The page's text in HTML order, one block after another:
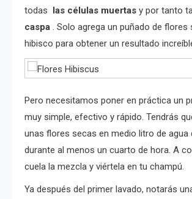
todas las células muertas y por tanto
caspa . Solo agrega un puñado de flores
hibisco para obtener un resultado
Pero necesitamos poner en práctica un
muy simple, efectivo y rápido. Tendrás
unas flores secas en medio litro de agua
durante al menos un cuarto de hora. A
cuela la mezcla y viértela en tu champú.
Ya después del primer lavado, notarás